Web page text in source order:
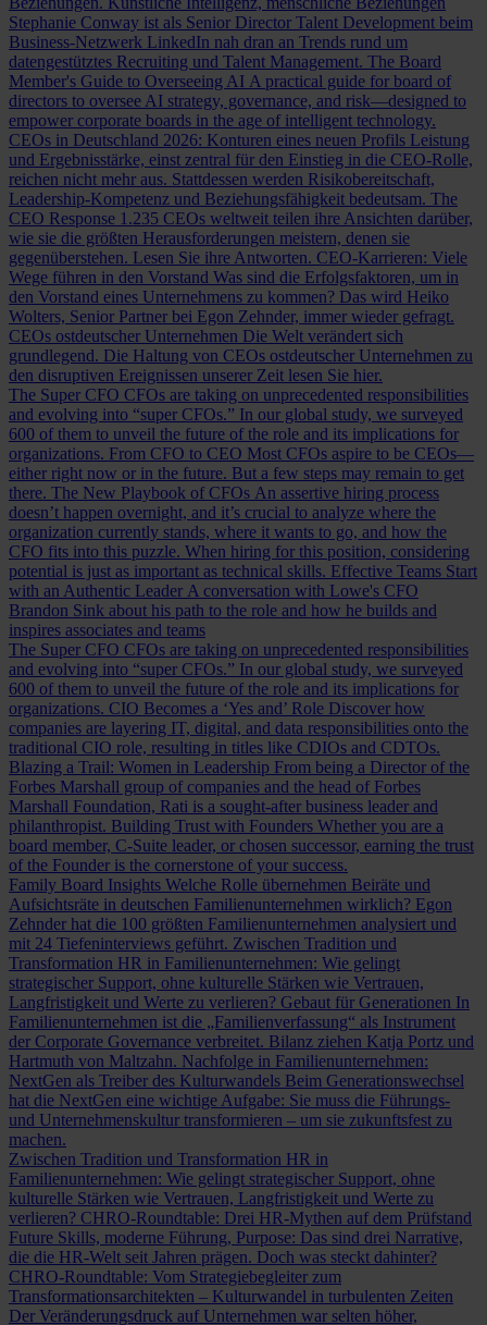
Stephanie Conway ist als Senior Director Talent Development beim
Business-Netzwerk LinkedIn nah dran an Trends rund um
datengestütztes Recruiting und Talent Management. The Board
Member's Guide to Overseeing AI A practical guide for board of
directors to oversee AI strategy, governance, and risk—designed to
empower corporate boards in the age of intelligent technology.
CEOs in Deutschland 2026: Konturen eines neuen Profils Leistung
und Ergebnisstärke, einst zentral für den Einstieg in die CEO-Rolle,
reichen nicht mehr aus. Stattdessen werden Risikobereitschaft,
Leadership-Kompetenz und Beziehungsfähigkeit bedeutsam. The
CEO Response 1.235 CEOs weltweit teilen ihre Ansichten darüber,
wie sie die größten Herausforderungen meistern, denen sie
gegenüberstehen. Lesen Sie ihre Antworten. CEO-Karrieren: Viele
Wege führen in den Vorstand Was sind die Erfolgsfaktoren, um in
den Vorstand eines Unternehmens zu kommen? Das wird Heiko
Wolters, Senior Partner bei Egon Zehnder, immer wieder gefragt.
CEOs ostdeutscher Unternehmen Die Welt verändert sich
grundlegend. Die Haltung von CEOs ostdeutscher Unternehmen zu
den disruptiven Ereignissen unserer Zeit lesen Sie hier.
The Super CFO CFOs are taking on unprecedented responsibilities
and evolving into “super CFOs.” In our global study, we surveyed
600 of them to unveil the future of the role and its implications for
organizations. From CFO to CEO Most CFOs aspire to be CEOs—
either right now or in the future. But a few steps may remain to get
there. The New Playbook of CFOs An assertive hiring process
doesn’t happen overnight, and it’s crucial to analyze where the
organization currently stands, where it wants to go, and how the
CFO fits into this puzzle. When hiring for this position, considering
potential is just as important as technical skills. Effective Teams Start
with an Authentic Leader A conversation with Lowe's CFO
Brandon Sink about his path to the role and how he builds and
inspires associates and teams
The Super CFO CFOs are taking on unprecedented responsibilities
and evolving into “super CFOs.” In our global study, we surveyed
600 of them to unveil the future of the role and its implications for
organizations. CIO Becomes a ‘Yes and’ Role Discover how
companies are layering IT, digital, and data responsibilities onto the
traditional CIO role, resulting in titles like CDIOs and CDTOs.
Blazing a Trail: Women in Leadership From being a Director of the
Forbes Marshall group of companies and the head of Forbes
Marshall Foundation, Rati is a sought-after business leader and
philanthropist. Building Trust with Founders Whether you are a
board member, C-Suite leader, or chosen successor, earning the trust
of the Founder is the cornerstone of your success.
Family Board Insights Welche Rolle übernehmen Beiräte und
Aufsichtsräte in deutschen Familienunternehmen wirklich? Egon
Zehnder hat die 100 größten Familienunternehmen analysiert und
mit 24 Tiefeninterviews geführt. Zwischen Tradition und
Transformation HR in Familienunternehmen: Wie gelingt
strategischer Support, ohne kulturelle Stärken wie Vertrauen,
Langfristigkeit und Werte zu verlieren? Gebaut für Generationen In
Familienunternehmen ist die „Familienverfassung“ als Instrument
der Corporate Governance verbreitet. Bilanz ziehen Katja Portz und
Hartmuth von Maltzahn. Nachfolge in Familienunternehmen:
NextGen als Treiber des Kulturwandels Beim Generationswechsel
hat die NextGen eine wichtige Aufgabe: Sie muss die Führungs-
und Unternehmenskultur transformieren – um sie zukunftsfest zu
machen.
Zwischen Tradition und Transformation HR in
Familienunternehmen: Wie gelingt strategischer Support, ohne
kulturelle Stärken wie Vertrauen, Langfristigkeit und Werte zu
verlieren? CHRO-Roundtable: Drei HR-Mythen auf dem Prüfstand
Future Skills, moderne Führung, Purpose: Das sind drei Narrative,
die die HR-Welt seit Jahren prägen. Doch was steckt dahinter?
CHRO-Roundtable: Vom Strategiebegleiter zum
Transformationsarchitekten – Kulturwandel in turbulenten Zeiten
Der Veränderungsdruck auf Unternehmen war selten höher,